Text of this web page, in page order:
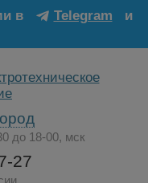
в Telegram
и
до 18-00, мск
27